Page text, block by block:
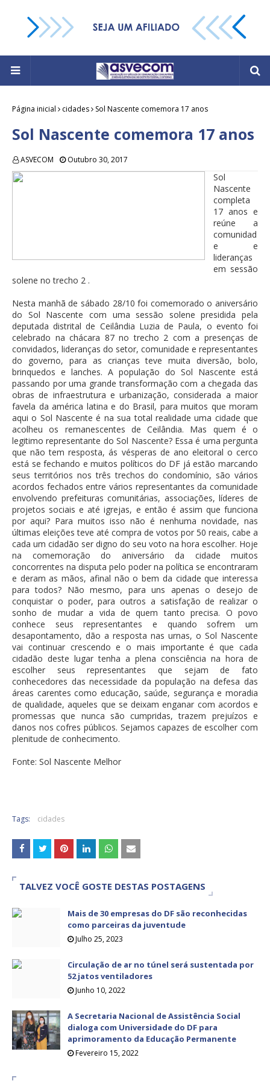
Página inicial cidades Sol Nascente comemora 17 anos
Sol Nascente comemora 17 anos
ASVECOM Outubro 30, 2017
Sol
Nascente
completa
17 anos e
reúne a
comunidad
e e
lideranças
em sessão
solene no trecho 2 .
Nesta manhã de sábado 28/10 foi comemorado o aniversário
do Sol Nascente com uma sessão solene presidida pela
deputada distrital de Ceilândia Luzia de Paula, o evento foi
celebrado na chácara 87 no trecho 2 com a presenças de
convidados, lideranças do setor, comunidade e representantes
do governo, para as crianças teve muita diversão, bolo,
brinquedos e lanches. A população do Sol Nascente está
passando por uma grande transformação com a chegada das
obras de infraestrutura e urbanização, considerada a maior
favela da américa latina e do Brasil, para muitos que moram
aqui o Sol Nascente é na sua total realidade uma cidade que
acolheu os remanescentes de Ceilândia. Mas quem é o
legitimo representante do Sol Nascente? Essa é uma pergunta
que não tem resposta, ás vésperas de ano eleitoral o cerco
está se fechando e muitos políticos do DF já estão marcando
seus territórios nos três trechos do condomínio, são vários
acordos fechados entre vários representantes da comunidade
envolvendo prefeituras comunitárias, associações, líderes de
projetos sociais e até igrejas, e então é assim que funciona
por aqui? Para muitos isso não é nenhuma novidade, nas
últimas eleições teve até compra de votos por 50 reais, cabe a
cada um cidadão ser digno do seu voto na hora escolher. Hoje
na comemoração do aniversário da cidade muitos
concorrentes na disputa pelo poder na política se encontraram
e deram as mãos, afinal não o bem da cidade que interessa
para todos? Não mesmo, para uns apenas o desejo de
conquistar o poder, para outros a satisfação de realizar o
sonho de mudar a vida de quem tanto precisa. O povo
conhece seus representantes e quando sofrem um
desapontamento, dão a resposta nas urnas, o Sol Nascente
vai continuar crescendo e o mais importante é que cada
cidadão deste lugar tenha a plena consciência na hora de
escolher seus representantes que sejam de fato
conhecedores das necessidade da população na defesa das
áreas carentes como educação, saúde, segurança e moradia
de qualidade, aqueles que se deixam enganar com acordos e
promessas que nunca são cumpridas, trazem prejuízos e
danos nos cofres públicos. Sejamos capazes de escolher com
plenitude de conhecimento.
Fonte: Sol Nascente Melhor
Tags: cidades
TALVEZ VOCÊ GOSTE DESTAS POSTAGENS
Mais de 30 empresas do DF são reconhecidas
como parceiras da juventude
Julho 25, 2023
Circulação de ar no túnel será sustentada por
52 jatos ventiladores
Junho 10, 2022
A Secretaria Nacional de Assistência Social
dialoga com Universidade do DF para
aprimoramento da Educação Permanente
Fevereiro 15, 2022